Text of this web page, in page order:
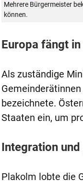
Mehrere Bürgermeister
können.
Europa fängt
Als zuständige
bezeichnete.
Staaten ein, um
Integration
Plakolm lobte die